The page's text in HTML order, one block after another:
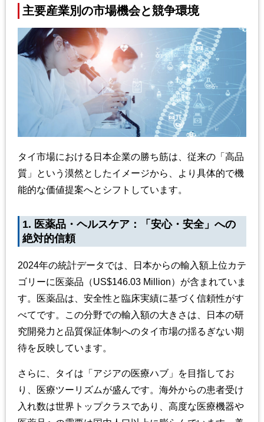
主要産業別の市場機会と競争環境
タイ市場における日本企業の勝ち筋は、従来の「高品
質」という漠然としたイメージから、より具体的で機
能的な価値提案へとシフトしています。
1. 医薬品・ヘルスケア：「安心・安全」への
絶対的信頼
2024年の統計データでは、日本からの輸入額上位カテ
ゴリーに医薬品（US$146.03 Million）が含まれていま
す。医薬品は、安全性と臨床実績に基づく信頼性がす
べてです。この分野での輸入額の大きさは、日本の研
究開発力と品質保証体制へのタイ市場の揺るぎない期
待を反映しています。
さらに、タイは「アジアの医療ハブ」を目指してお
り、医療ツーリズムが盛んです。海外からの患者受け
入れ数は世界トップクラスであり、高度な医療機器や